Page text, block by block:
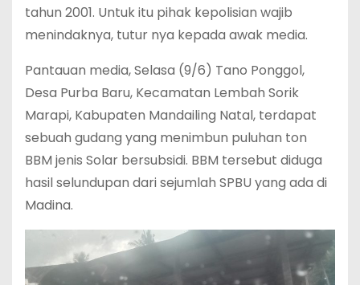
tahun 2001. Untuk itu pihak kepolisian wajib
menindaknya, tutur nya kepada awak media.
Pantauan media, Selasa (9/6) Tano Ponggol,
Desa Purba Baru, Kecamatan Lembah Sorik
Marapi, Kabupaten Mandailing Natal, terdapat
sebuah gudang yang menimbun puluhan ton
BBM jenis Solar bersubsidi. BBM tersebut diduga
hasil selundupan dari sejumlah SPBU yang ada di
Madina.